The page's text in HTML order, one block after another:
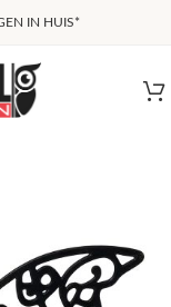
IN HUIS*